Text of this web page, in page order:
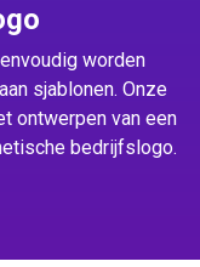
worden
sjablonen. Onze
ontwerpen van een
bedrijfslogo.